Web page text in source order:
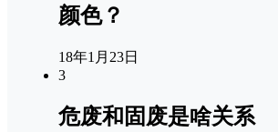
颜色？
18年1月23日
3
危废和固废是啥关系